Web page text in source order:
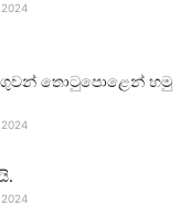
තොටුපොළෙන් හමු